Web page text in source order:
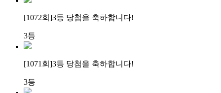
[1072회]3등 당첨을 축하합니다!
3등
[1071회]3등 당첨을 축하합니다!
3등